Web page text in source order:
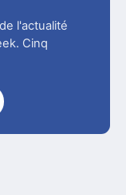
l'actualité
Cinq